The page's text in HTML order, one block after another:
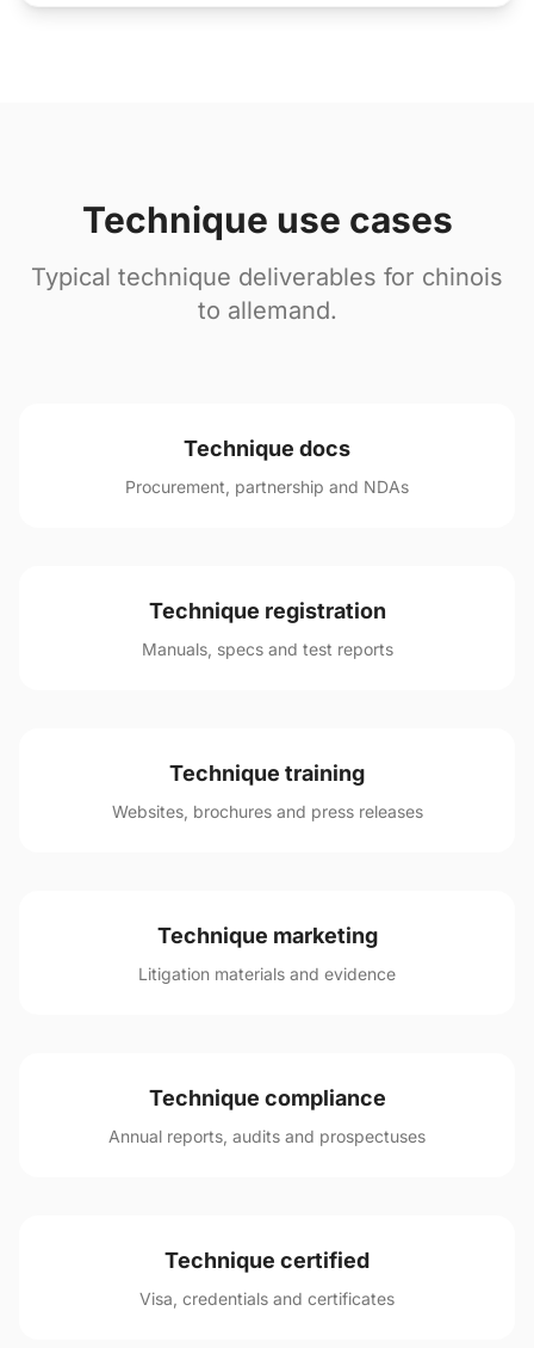
Technique use cases
Typical technique deliverables for chinois
to allemand.
Technique docs
Procurement, partnership and NDAs
Technique registration
Manuals, specs and test reports
Technique training
Websites, brochures and press releases
Technique marketing
Litigation materials and evidence
Technique compliance
Annual reports, audits and prospectuses
Technique certified
Visa, credentials and certificates